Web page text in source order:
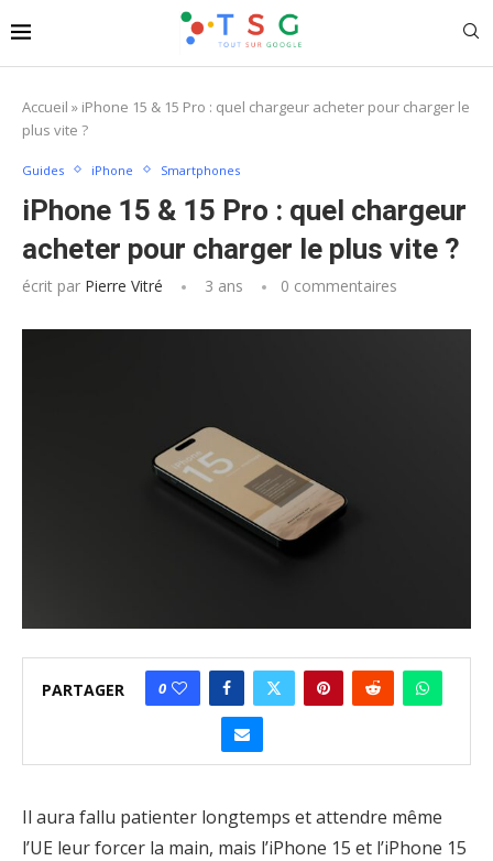
Accueil » iPhone 15 & 15 Pro : quel chargeur acheter pour charger le
plus vite ?
Guides iPhone Smartphones
iPhone 15 & 15 Pro : quel chargeur
acheter pour charger le plus vite ?
écrit par Pierre Vitré 3 ans 0 commentaires
PARTAGER 0
Il aura fallu patienter longtemps et attendre même
l’UE leur forcer la main, mais l’iPhone 15 et l’iPhone 15